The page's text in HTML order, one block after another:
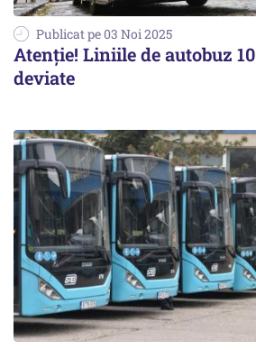
Publicat pe 03 Noi 2025
Atenție! Liniile de autobuz
deviate